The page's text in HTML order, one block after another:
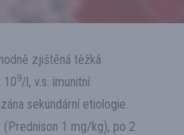
zjištěná těžká
109/l, v.s. imunitní
sekundární etiologie.
1 mg/kg), po 2